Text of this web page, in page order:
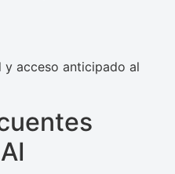
y acceso anticipado al